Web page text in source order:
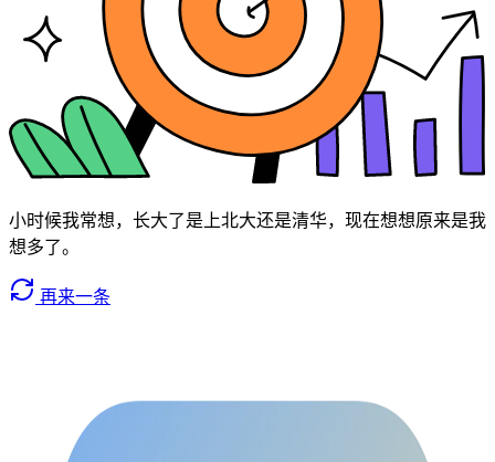
小时候我常想，长大了是上北大还是清华，现在想想原来是我
想多了。
再来一条